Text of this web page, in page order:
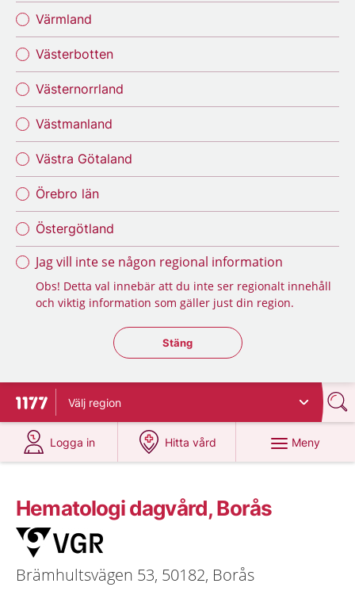
Värmland
Västerbotten
Västernorrland
Västmanland
Västra Götaland
Örebro län
Östergötland
Jag vill inte se någon regional information
Obs! Detta val innebär att du inte ser regionalt innehåll
och viktig information som gäller just din region.
Stäng regionsväljaren
Stäng
Till startsidan för 1177
Välj region
Logga in
på 1177.se
Hitta vård
på 1177.se
Meny
Hematologi dagvård, Borås
Brämhultsvägen 53, 50182, Borås